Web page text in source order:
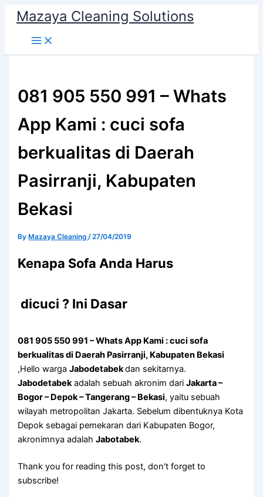
content
Mazaya Cleaning Solutions
081 905 550 991 – Whats
App Kami : cuci sofa
berkualitas di Daerah
Pasirranji, Kabupaten
Bekasi
By Mazaya Cleaning/27/04/2019
Kenapa Sofa Andа Hаruѕ
dicuci ? Ini Dasar
081 905 550 991 – Whats App Kami : cuci sofa
berkualitas di Daerah Pasirranji, Kabupaten Bekasi
,Hello wargaJabodetabekdan sekitarnya.
Jabodetabekadalah sebuah akronim dariJakarta –
Bogor – Depok – Tangerang – Bekasi, yaitu sebuah
wilayah metropolitan Jakarta. Sebelum dibentuknya Kota
Depok sebagai pemekaran dari Kabupaten Bogor,
akronimnya adalahJabotabek.
Thank you for reading this post, don't forget to
subscribe!